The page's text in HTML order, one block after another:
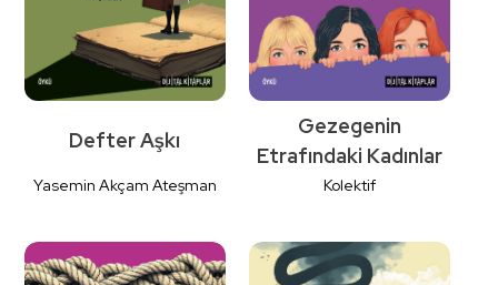
Defter Aşkı
Yasemin Akçam Ateşman
Gezegenin
Etrafındaki Kadınlar
Kolektif